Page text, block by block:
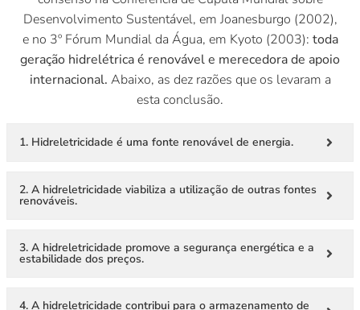
Desenvolvimento Sustentável, em Joanesburgo (2002),
e no 3º Fórum Mundial da Água, em Kyoto (2003): toda
geração hidrelétrica é renovável e merecedora de apoio
internacional. Abaixo, as dez razões que os levaram a
esta conclusão.
1. Hidreletricidade é uma fonte renovável de energia.
2. A hidreletricidade viabiliza a utilização de outras fontes
renováveis.
3. A hidreletricidade promove a segurança energética e a
estabilidade dos preços.
4. A hidreletricidade contribui para o armazenamento de